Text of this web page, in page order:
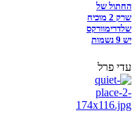
החתול של
שרק 2 מוכיח
שלדרימוורקס
יש 9 נשמות
עדי פרל